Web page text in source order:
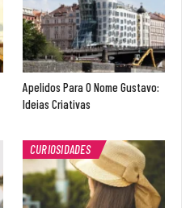
Apelidos Para O Nome Gustavo:
Ideias Criativas
CURIOSIDADES